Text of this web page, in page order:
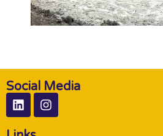
Social Media